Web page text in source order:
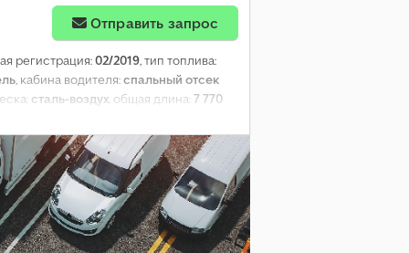
Отправить запрос
регистрация:02/2019, тип топлива:
, кабина водителя:спальный отсек
сталь-воздух, общая длина:7 770
дифференциала, бортовой
стекол,